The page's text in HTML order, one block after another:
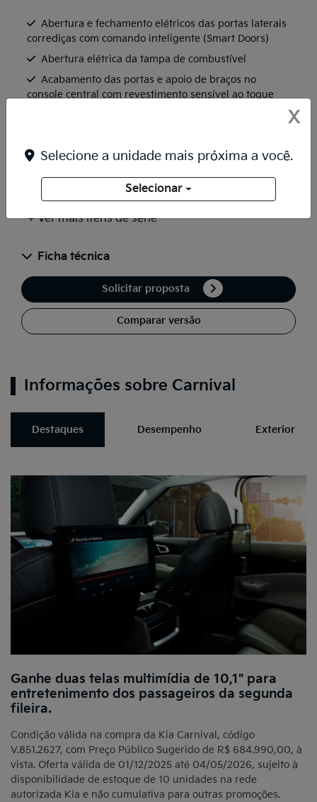
Abertura e fechamento elétricos das portas laterais
corrediças com comando inteligente (Smart Doors)
Abertura elétrica da tampa de combustível
Acabamento das portas e apoio de braços no
console central com revestimento sensível ao toque
Banco do motorista com ajustes elétricos - 12
opções de variação, incluindo 2 para ajuste lombar
+ Ver mais itens de série
Ficha técnica
Solicitar proposta
Comparar versão
Informações sobre Carnival
Destaques Desempenho Exterior
Ganhe duas telas multimídia de 10,1" para
entretenimento dos passageiros da segunda
fileira.
Condição válida na compra da Kia Carnival, código
V.851.2627, com Preço Público Sugerido de R$ 684.990,00, à
vista. Oferta válida de 01/12/2025 até 04/05/2026, sujeito à
disponibilidade de estoque de 10 unidades na rede
autorizada Kia e não cumulativa para outras promoções.
X
Selecione a unidade mais próxima a você.
Selecionar